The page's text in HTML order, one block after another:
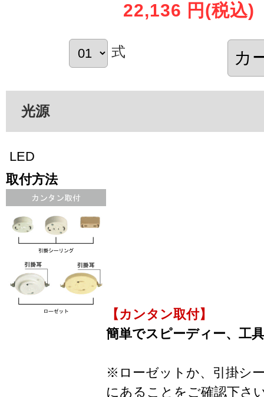
22,136 円 (税込)
式
光源
LED
取付方法
【カンタン取付】
簡単でスピーディー、工
※ローゼットか、引掛シ
にあることをご確認下さ